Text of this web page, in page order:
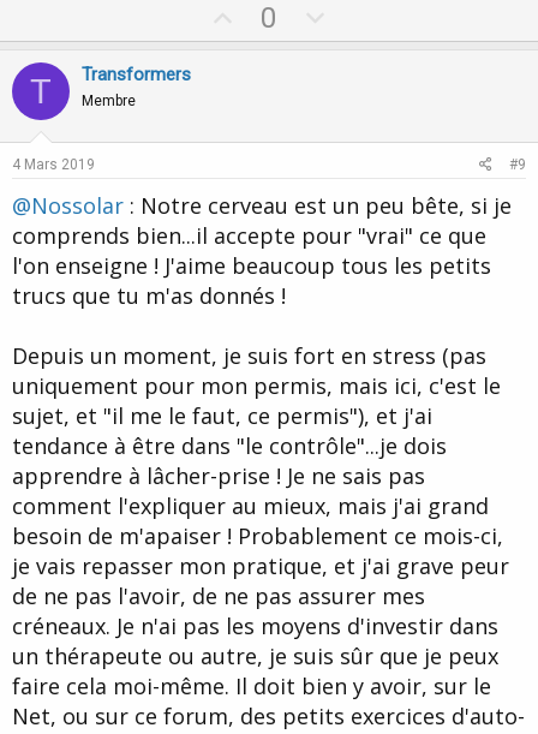
p
0
o
e
T Transformers
Membre
4 Mars 2019 #9
@Nossolar : Notre cerveau est un peu bête, si je
comprends bien...il accepte pour "vrai" ce que
l'on enseigne ! J'aime beaucoup tous les petits
trucs que tu m'as donnés !
Depuis un moment, je suis fort en stress (pas
uniquement pour mon permis, mais ici, c'est le
sujet, et "il me le faut, ce permis"), et j'ai
tendance à être dans "le contrôle"...je dois
apprendre à lâcher-prise ! Je ne sais pas
comment l'expliquer au mieux, mais j'ai grand
besoin de m'apaiser ! Probablement ce mois-ci,
je vais repasser mon pratique, et j'ai grave peur
de ne pas l'avoir, de ne pas assurer mes
créneaux. Je n'ai pas les moyens d'investir dans
un thérapeute ou autre, je suis sûr que je peux
faire cela moi-même. Il doit bien y avoir, sur le
Net, ou sur ce forum, des petits exercices d'auto-